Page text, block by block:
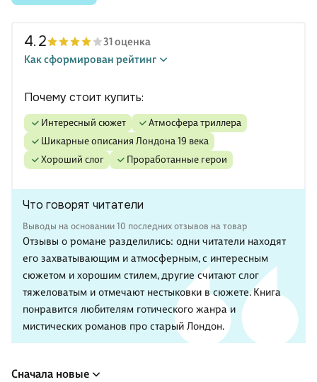
4.2
31 оценка
Как сформирован рейтинг
Почему стоит купить:
интересный сюжет
атмосфера триллера
шикарные описания Лондона 19 века
хороший слог
проработанные герои
Что говорят читатели
Выводы на основании 10 последних отзывов на товар
Отзывы о романе разделились: одни читатели находят
его захватывающим и атмосферным, с интересным
сюжетом и хорошим стилем, другие считают слог
тяжеловатым и отмечают нестыковки в сюжете. Книга
понравится любителям готического жанра и
мистических романов про старый Лондон.
Сначала новые